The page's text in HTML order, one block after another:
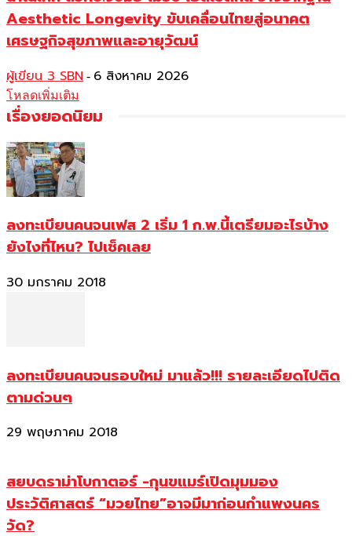
Aesthetic Longevity ขับเคลื่อนไทยสู่อนาคต
เศรษฐกิจสุขภาพและอายุวัฒน์
ผู้เขียน 3 SBN - 6 สิงหาคม 2026
โหลดเพิ่มเติม
เรื่องยอดนิยม
ลงทะเบียนคนจนเฟส 2 เริ่ม 1 ก.พ.นี้เตรียมอะไรบ้าง
ยังไงที่ไหน? ไปเช็คเลย
30 มกราคม 2018
ลงทะเบียนคนจนรอบใหม่ มาแล้ว!!! รายละเอียดไปติด
ตามด่วนๆ
29 พฤษภาคม 2018
สยบดราม่าโบกาตอร์ -กุนขแมร์เปิดมุมมอง
ประวัติศาสตร์ “มวยไทย”อาจมีมาก่อนกำแพงนคร
วัด?